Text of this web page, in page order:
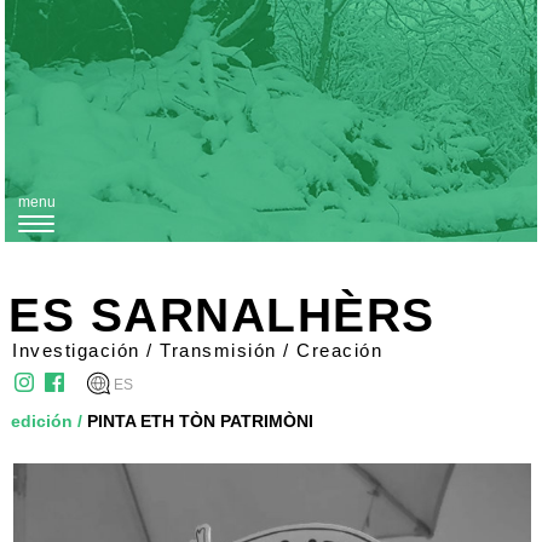
T
g
g
e
n
a
menu
ES SARNALHÈRS
Investigación / Transmisión / Creación
ES
edición / PINTA ETH TÒN PATRIMÒNI